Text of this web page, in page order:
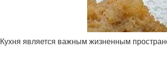
Кухня является важным жизненным